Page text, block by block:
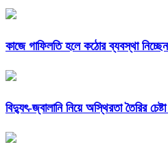
কাজে গাফিলতি হলে কঠোর ব্যবস্থা নিচ্ছেন
বিদ্যুৎ-জ্বালানি নিয়ে অস্থিরতা তৈরির